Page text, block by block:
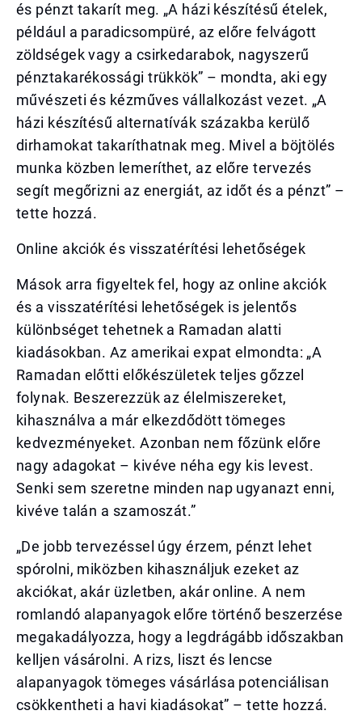
és pénzt takarít meg. „A házi készítésű ételek,
például a paradicsompüré, az előre felvágott
zöldségek vagy a csirkedarabok, nagyszerű
pénztakarékossági trükkök” – mondta, aki egy
művészeti és kézműves vállalkozást vezet. „A
házi készítésű alternatívák százakba kerülő
dirhamokat takaríthatnak meg. Mivel a böjtölés
munka közben lemeríthet, az előre tervezés
segít megőrizni az energiát, az időt és a pénzt” –
tette hozzá.
Online akciók és visszatérítési lehetőségek
Mások arra figyeltek fel, hogy az online akciók
és a visszatérítési lehetőségek is jelentős
különbséget tehetnek a Ramadan alatti
kiadásokban. Az amerikai expat elmondta: „A
Ramadan előtti előkészületek teljes gőzzel
folynak. Beszerezzük az élelmiszereket,
kihasználva a már elkezdődött tömeges
kedvezményeket. Azonban nem főzünk előre
nagy adagokat – kivéve néha egy kis levest.
Senki sem szeretne minden nap ugyanazt enni,
kivéve talán a szamoszát.”
„De jobb tervezéssel úgy érzem, pénzt lehet
spórolni, miközben kihasználjuk ezeket az
akciókat, akár üzletben, akár online. A nem
romlandó alapanyagok előre történő beszerzése
megakadályozza, hogy a legdrágább időszakban
kelljen vásárolni. A rizs, liszt és lencse
alapanyagok tömeges vásárlása potenciálisan
csökkentheti a havi kiadásokat” – tette hozzá.